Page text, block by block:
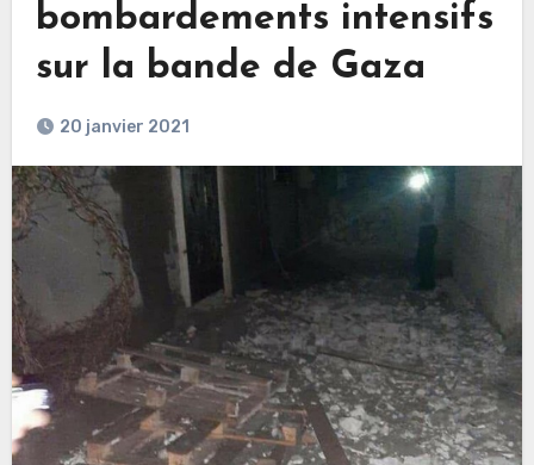
bombardements intensifs
sur la bande de Gaza
20 janvier 2021